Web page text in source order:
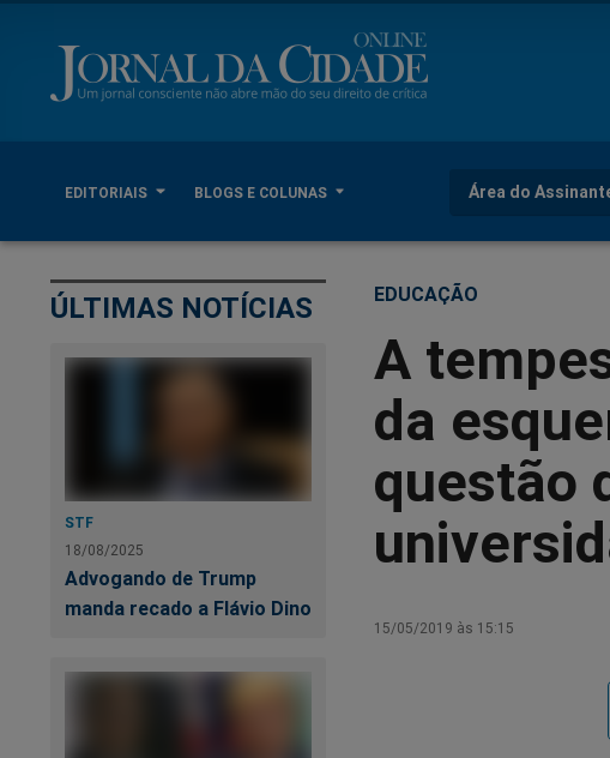
EDITORIAIS BLOGS E COLUNAS Área do
ÚLTIMAS NOTÍCIAS
STF
18/08/2025
Advogando de Trump
manda recado a Flávio Dino
EDUCAÇÃO
A
da
questão
15/05/2019 às 15:15